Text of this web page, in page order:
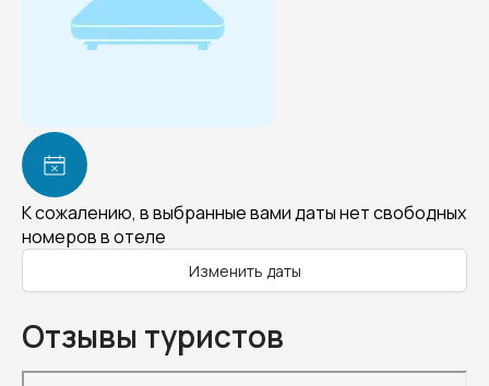
К сожалению, в выбранные вами даты нет свободных
номеров в отеле
Изменить даты
Отзывы туристов